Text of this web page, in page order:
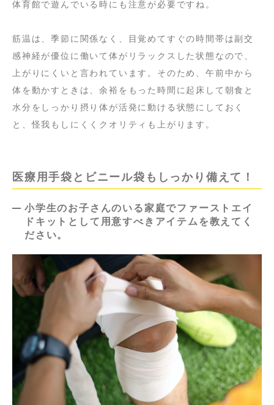
体育館で遊んでいる時にも注意が必要ですね。
筋温は、季節に関係なく、目覚めてすぐの時間帯は副交
感神経が優位に働いて体がリラックスした状態なので、
上がりにくいと言われています。そのため、午前中から
体を動かすときは、余裕をもった時間に起床して朝食と
水分をしっかり摂り体が活発に動ける状態にしておく
と、怪我もしにくくクオリティも上がります。
医療用手袋とビニール袋もしっかり備えて！
小学生のお子さんのいる家庭でファーストエイ
ドキットとして用意すべきアイテムを教えてく
ださい。